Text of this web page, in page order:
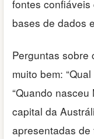
fontes
bases de dados
Perguntas sobre
muito bem:
“Quando nasceu
capital da
apresentadas